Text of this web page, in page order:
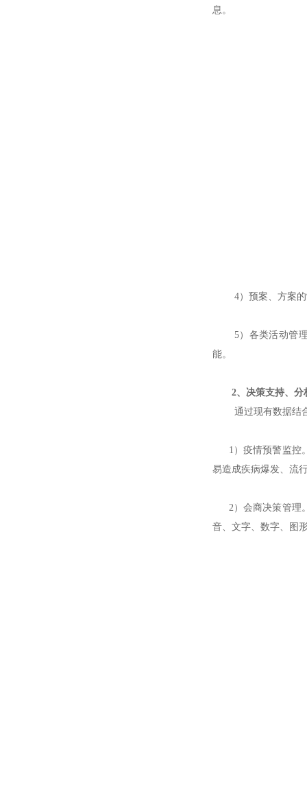
息。
4）预案、方案
5）各类活动管
能。
2、决策支持、分
通过现有数据结
1）疫情预警监控。
易造成疾病爆发、流
2）会商决策管理。
音、文字、数字、图